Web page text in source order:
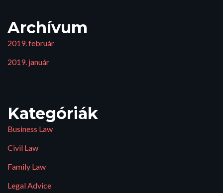
Archívum
2019. február
2019. január
Kategóriák
Business Law
Civil Law
Family Law
Legal Advice